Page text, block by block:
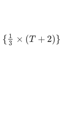
{ 1
3
× (T + 2)}